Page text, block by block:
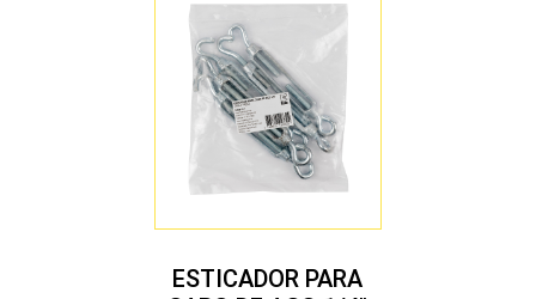
ESTICADOR PARA